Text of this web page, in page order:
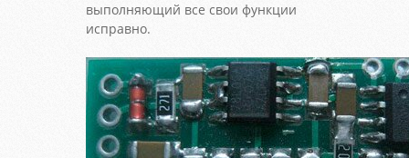
выполняющий все свои функции
исправно.